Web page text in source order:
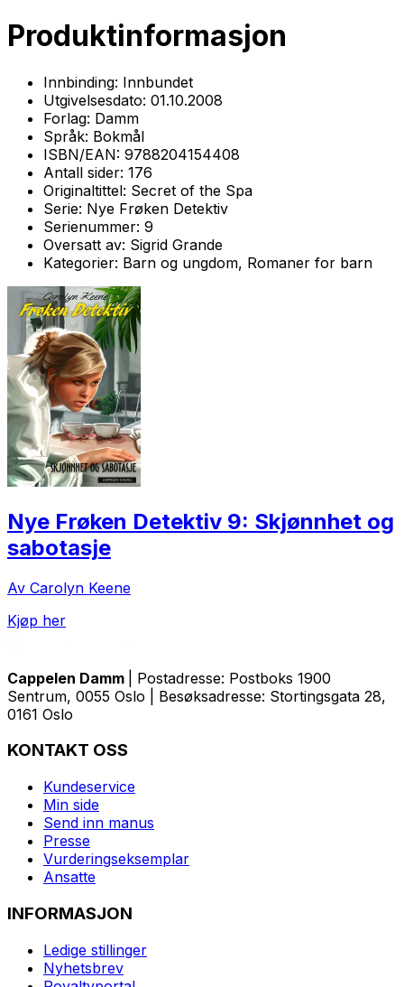
Produktinformasjon
Innbinding: Innbundet
Utgivelsesdato: 01.10.2008
Forlag: Damm
Språk: Bokmål
ISBN/EAN: 9788204154408
Antall sider: 176
Originaltittel: Secret of the Spa
Serie: Nye Frøken Detektiv
Serienummer: 9
Oversatt av: Sigrid Grande
Kategorier: Barn og ungdom, Romaner for barn
Nye Frøken Detektiv 9: Skjønnhet og
sabotasje
Av Carolyn Keene
Kjøp her
Cappelen Damm
| Postadresse: Postboks 1900
Sentrum, 0055 Oslo | Besøksadresse: Stortingsgata 28,
0161 Oslo
KONTAKT OSS
Kundeservice
Min side
Send inn manus
Presse
Vurderingseksemplar
Ansatte
INFORMASJON
Ledige stillinger
Nyhetsbrev